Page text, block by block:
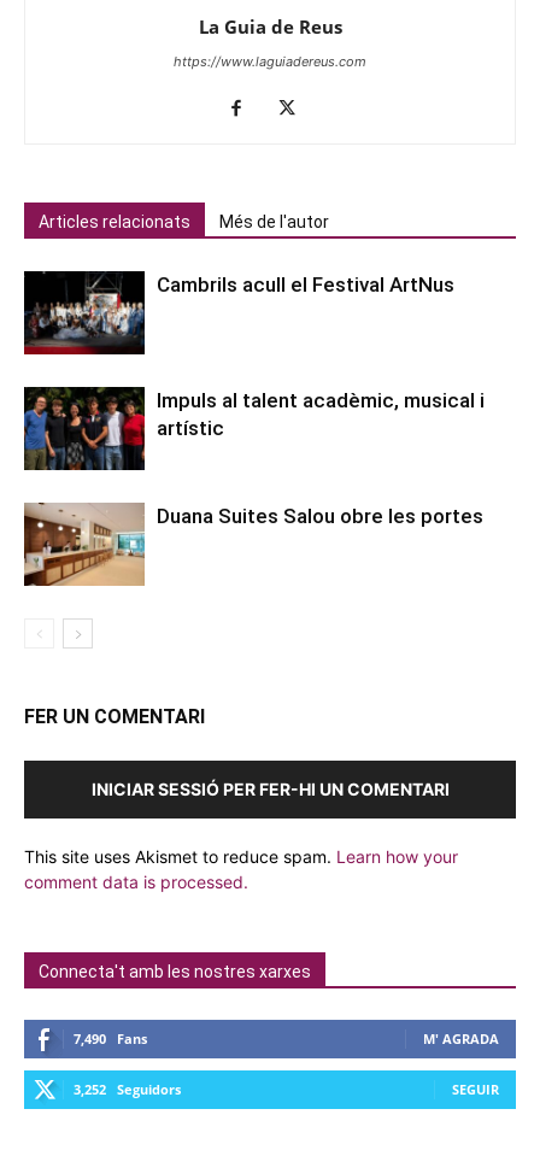
La Guia de Reus
https://www.laguiadereus.com
Articles relacionats Més de l'autor
Cambrils acull el Festival ArtNus
Impuls al talent acadèmic, musical i
artístic
Duana Suites Salou obre les portes
FER UN COMENTARI
INICIAR SESSIÓ PER FER-HI UN COMENTARI
This site uses Akismet to reduce spam. Learn how your
comment data is processed.
Connecta't amb les nostres xarxes
7,490 Fans M' AGRADA
3,252 Seguidors SEGUIR